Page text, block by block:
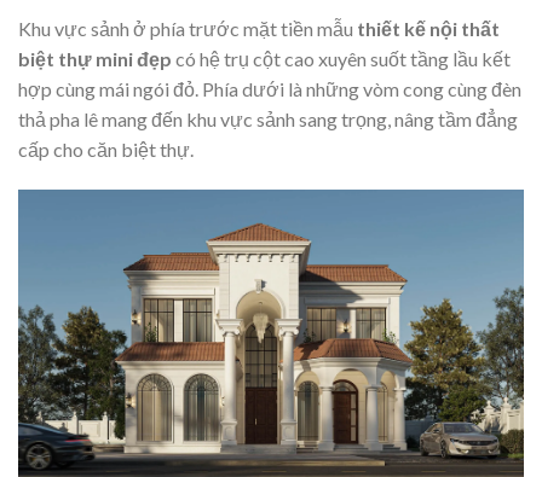
Khu vực sảnh ở phía trước mặt tiền mẫu thiết kế nội thất
biệt thự mini đẹp có hệ trụ cột cao xuyên suốt tầng lầu kết
hợp cùng mái ngói đỏ. Phía dưới là những vòm cong cùng đèn
thả pha lê mang đến khu vực sảnh sang trọng, nâng tầm đẳng
cấp cho căn biệt thự.